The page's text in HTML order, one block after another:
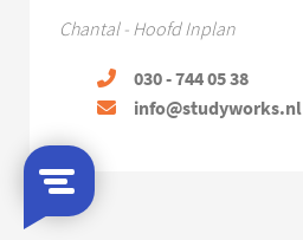
Chantal - Hoofd Inplan
030 - 744 05 38
info@studyworks.nl